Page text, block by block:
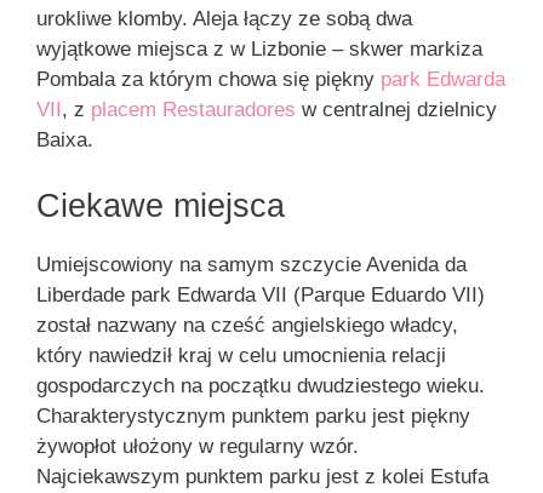
urokliwe klomby. Aleja łączy ze sobą dwa
wyjątkowe miejsca z w Lizbonie – skwer markiza
Pombala za którym chowa się piękny park Edwarda
VII , z placem Restauradores w centralnej dzielnicy
Baixa.
Ciekawe miejsca
Umiejscowiony na samym szczycie Avenida da
Liberdade park Edwarda VII (Parque Eduardo VII)
został nazwany na cześć angielskiego władcy,
który nawiedził kraj w celu umocnienia relacji
gospodarczych na początku dwudziestego wieku.
Charakterystycznym punktem parku jest piękny
żywopłot ułożony w regularny wzór.
Najciekawszym punktem parku jest z kolei Estufa